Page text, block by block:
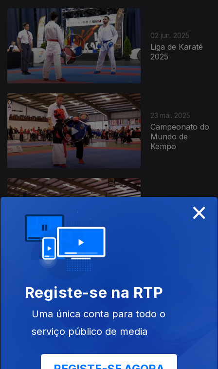
02 jun. 2025
Liga de Karaté
2025
23 mai. 2025
Campeonato do
Mundo de
Kempo
Campeonato do
852478
Campeonato
Centro de
Kickboxing
2025
09 mai. 2025
Campeonato
×
Registe-se na RTP
Uma única conta para todo o
serviço público de media